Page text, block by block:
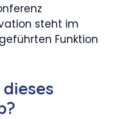
steht im
Funktion